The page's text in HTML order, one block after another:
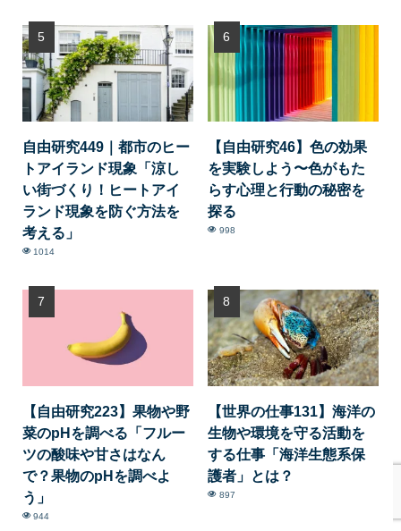
自由研究449｜都市のヒー
トアイランド現象「涼し
い街づくり！ヒートアイ
ランド現象を防ぐ方法を
考える」
1014
【自由研究46】色の効果
を実験しよう〜色がもた
らす心理と行動の秘密を
探る
998
【自由研究223】果物や野
菜のpHを調べる「フルー
ツの酸味や甘さはなん
で？果物のpHを調べよ
う」
944
【世界の仕事131】海洋の
生物や環境を守る活動を
する仕事「海洋生態系保
護者」とは？
897